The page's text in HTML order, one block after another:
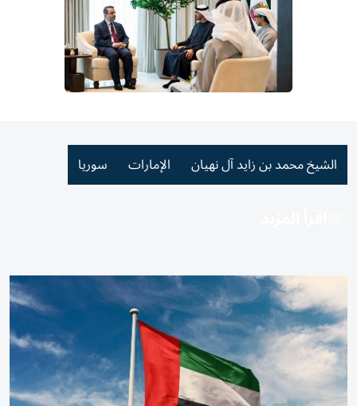
الشيخ محمد بن زايد آل نهيان الإمارات سوريا